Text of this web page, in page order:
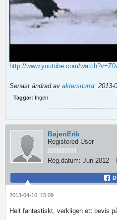
http://www.youtube.com/
Senast ändrad av aktersnurra; 2013-
Taggar: Ingen
BajenErik
Registered User
Reg.datum: Jun 2012
2013-04-10, 15:09
Helt fantastiskt, verkligen ett bevis